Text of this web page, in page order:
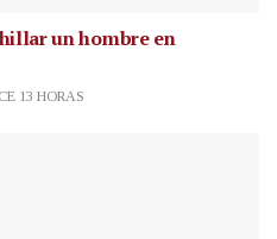
un hombre en
13 HORAS